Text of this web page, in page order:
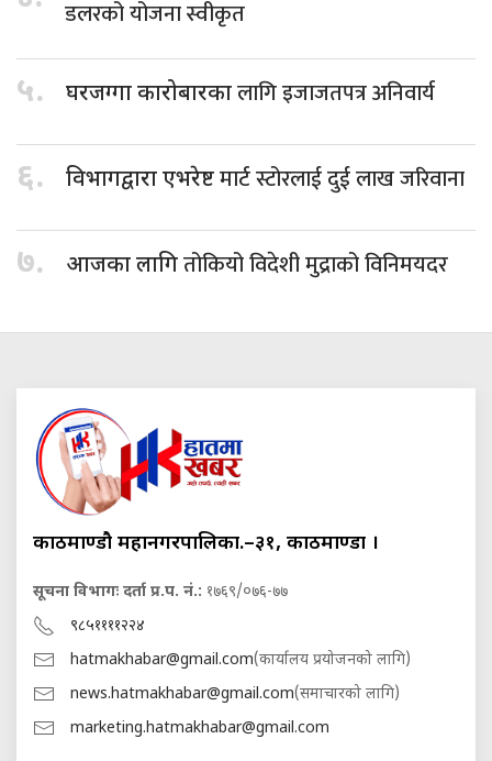
डलरको योजना स्वीकृत
५. घरजग्गा कारोबारकालागि इजाजतपत्र अनिवार्य
६. विभागद्वारा एभरेष्टमार्ट स्टोरलाई दुई लाख जरिवाना
७. आजका लागितोकियो विदेशी मुद्राको विनिमयदर
काठमाण्डौ महानगरपालिका.–३१, काठमाण्डौं ।
सूचना विभागः दर्ता प्र.प. नं.: १७६९/०७६-७७
९८५११११२२४
hatmakhabar@gmail.com(कार्यालय प्रयोजनको लागि)
news.hatmakhabar@gmail.com(समाचारको लागि)
marketing.hatmakhabar@gmail.com